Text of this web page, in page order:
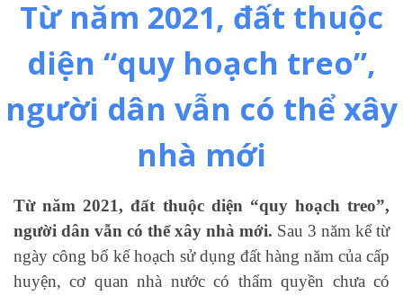
Từ năm 2021, đất thuộc
diện “quy hoạch treo”,
người dân vẫn có thể xây
nhà mới
Từ năm 2021, đất thuộc diện “quy hoạch treo”,
người dân vẫn có thể xây nhà mới. Sau 3 năm kể từ
ngày công bố kế hoạch sử dụng đất hàng năm của cấp
huyện, cơ quan nhà nước có thẩm quyền chưa có